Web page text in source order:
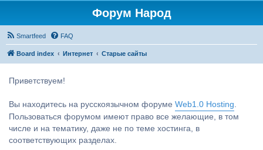
Форум Народ
Smartfeed FAQ
Board index Интернет Старые сайты
Приветствуем!
Вы находитесь на русскоязычном форуме Web1.0 Hosting.
Пользоваться форумом имеют право все желающие, в том
числе и на тематику, даже не по теме хостинга, в
соответствующих разделах.